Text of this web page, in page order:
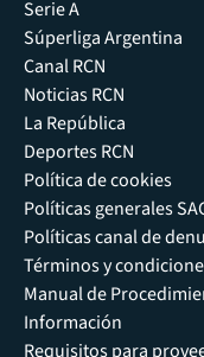
Serie A
Súperliga Argentina
Canal RCN
Noticias RCN
La República
Deportes RCN
Política de cookies
Políticas generales
Políticas canal de
Términos y
Manual de
Información
Requisitos para